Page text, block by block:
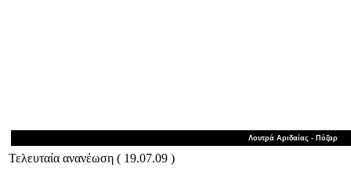
Λουτρά Αριδαίας - Πόζαρ
Τελευταία ανανέωση ( 19.07.09 )